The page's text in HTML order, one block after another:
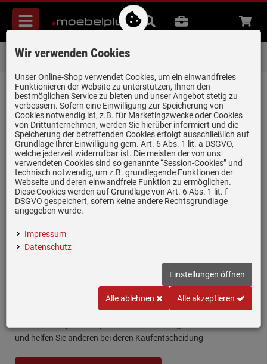
Menü
Suche
B2B Beratung
Über 85.000 positive Bewertungen
zurück zum Artikel
Bewertungen
0 Bewertungen
0 Bewertungen
0 Bewertungen
Bosch PVS601GA6 Kochfeldabzug Induktion
PVS601B16E + Installationszubehör
und helfen Sie anderen bei deren Kaufentscheidung
Wir verwenden Cookies
Unser Online-Shop verwendet Cookies, um ein einwandfreies
Funktionieren der Website zu unterstützen, Ihnen den
bestmöglichen Service zu bieten und unser Angebot stetig zu
verbessern. Sofern eine Einwilligung zur Speicherung von
Cookies notwendig ist, z.B. für Marketingzwecke oder Cookies
von Drittunternehmen, werden Sie hierüber informiert und die
Speicherung der betreffenden Cookies erfolgt ausschließlich auf
Grundlage Ihrer Einwilligung gem. Art. 6 Abs. 1 lit. a DSGVO,
welche jederzeit widerrufbar ist. Die meisten der von uns
verwendeten Cookies sind so genannte “Session-Cookies” und
technisch notwendig, um z.B. grundlegende Funktionen der
Webseite und deren einwandfreie Funktion zu ermöglichen.
Diese Cookies werden auf Grundlage von Art. 6 Abs. 1 lit. f
DSGVO gespeichert, sofern keine andere Rechtsgrundlage
angegeben wurde.
Impressum
Datenschutz
Einstellungen öffnen
Alle ablehnen Alle akzeptieren